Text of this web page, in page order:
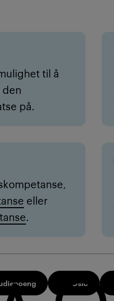
til å
på.
eller
.
Oslo